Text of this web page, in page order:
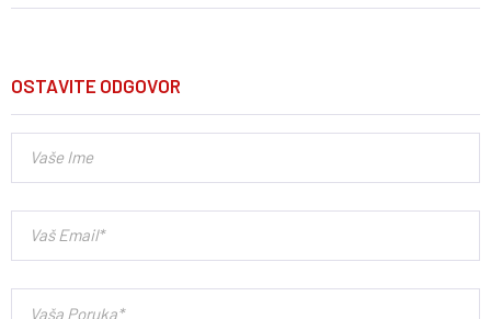
OSTAVITE ODGOVOR